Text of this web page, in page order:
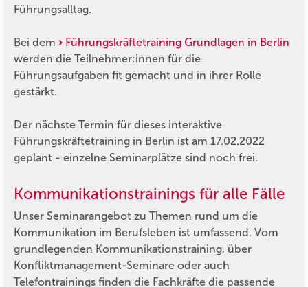
Führungsalltag.
Bei dem
Führungskräftetraining Grundlagen in Berlin
werden die Teilnehmer:innen für die
Führungsaufgaben fit gemacht und in ihrer Rolle
gestärkt.
Der nächste Termin für dieses interaktive
Führungskräftetraining in Berlin ist am 17.02.2022
geplant - einzelne Seminarplätze sind noch frei.
Kommunikationstrainings für alle Fälle
Unser Seminarangebot zu Themen rund um die
Kommunikation im Berufsleben ist umfassend. Vom
grundlegenden Kommunikationstraining, über
Konfliktmanagement-Seminare oder auch
Telefontrainings finden die Fachkräfte die passende